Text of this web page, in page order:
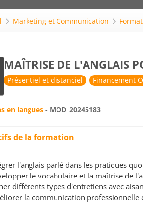
Marketing et Communication
MAÎTRISE DE L'ANGLAIS
Présentiel et distanciel Financement
en langues - MOD_20245183
de la formation
l'anglais parlé dans les pratiques
le vocabulaire et la maîtrise de
différents types d'entretiens avec
la communication